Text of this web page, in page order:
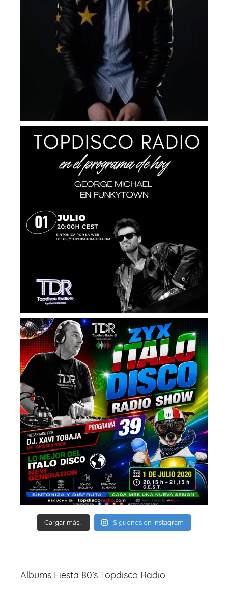
Cargar más... Síguenos en Instagram
Albums Fiesta 80’s Topdisco Radio